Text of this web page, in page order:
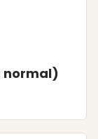
normal)